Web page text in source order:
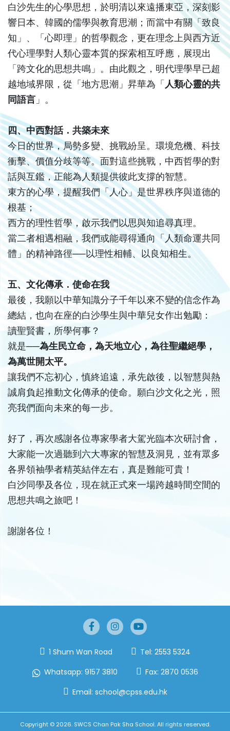
白沙先生的心學思想，於明清以來遠播東亞，深刻影
響日本、韓國的儒學與教育思潮；而當中有關「致良
知」、「心即理」的哲學觀念，更在理念上與西方近
代心理學對人類心靈本質的探索相互呼應，展現出
「跨文化的思想共鳴」。由此觀之，明代理學早已超
越地域界限，從「地方思潮」昇華為「人類心靈的共
同語言 」。
四、中西對話．共築未來
今日的世界，局勢多變、挑戰紛呈。環境危機、科技
衝擊、價值分歧等等。面對這些挑戰，中西哲學的對
話與互鑑，正能為人類提供彼此支撐的智慧。
東方的心學，提醒我們「人心」是世界秩序與道德的
根基；
西方的理性哲學，啟示我們以思與知追尋真理。
當二者相遇相融，我們或能尋得通向「人類命運共同
體」的精神路徑──以理性相輔、以良知相生。
五、文化傳承．使命在我
最後，我願以中華知識分子千年以來不變的信念作為
總結，也向在座的白沙學生與中華兒女作出勉勵：
讀聖賢書，所學何事？
就是──為生民立命，為天地立心，為往聖繼絕學，
為萬世開太平。
讓我們不忘初心，慎終追遠，承先啟後，以智慧與熱
誠肩負起推動文化傳承的使命。願白沙文化之光，照
亮我們面向未來的每一步。
好了，再次感謝各位專家學者大駕光臨本次研討會，
大家能一次過聽到六大專家的智慧及洞見，並有眾多
各界領袖學者精英結伴左右，真是難能可貴！
白沙同學及各位，現在就正式來一場跨越時間空間的
思想共鳴之旅吧！
謝謝各位！
1 Shum Wan Road Tel: 2553 5324
Whatsapp: 9157 3810 Fax: 2870 0536
Email: school@cpss.edu.hk
Copyright © 2026. SWCS Chan Pak Sha School. All rights reserved.